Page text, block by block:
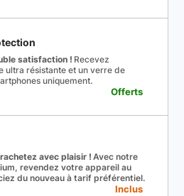
satisfaction ! Recevez
ultra résistante et un verre de
uniquement.
Offerts
avec plaisir ! Avec notre
revendez votre appareil au
du nouveau à tarif préférentiel.
Inclus